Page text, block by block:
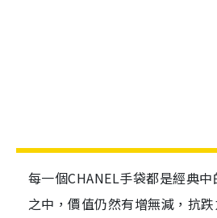
每一個CHANEL手袋都是經典
之中，價值仍然有增無減，抗